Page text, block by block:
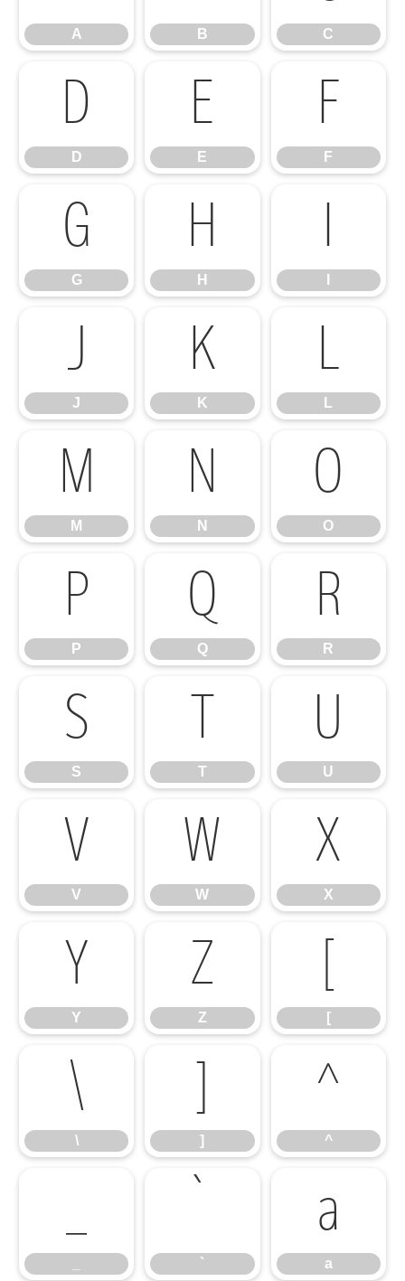
A B C
D
D
E
E
F
F
G
G
H
H
I
J
J
K
K
L
L
M
M
N
N
O
O
P
P
Q
Q
R
R
S
S
T
T
U
U
V
V
W
W
X
X
Y
Y
Z
Z
[
[
\
\
]
]
^
^
_
`
a
a